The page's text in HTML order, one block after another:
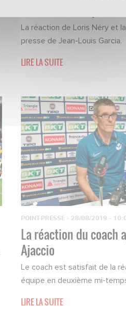
La réaction de Loris Néry et
presse de Jean-Louis Garcia.
LIRE LA SUITE
POINT-PRESSE · 28/08/2019 -
La réaction du coach
Ajaccio
Le coach est satisfait de la
équipe en deuxième mi-
LIRE LA SUITE